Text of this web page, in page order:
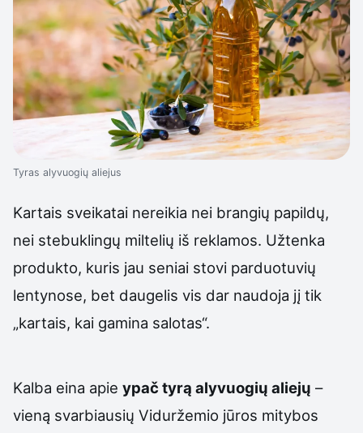
Tyras alyvuogių aliejus
Kartais sveikatai nereikia nei brangių papildų,
nei stebuklingų miltelių iš reklamos. Užtenka
produkto, kuris jau seniai stovi parduotuvių
lentynose, bet daugelis vis dar naudoja jį tik
„kartais, kai gamina salotas“.
Kalba eina apie ypač tyrą alyvuogių aliejų –
vieną svarbiausių Viduržemio jūros mitybos